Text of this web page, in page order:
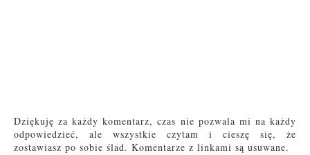
Dziękuję za każdy komentarz, czas nie pozwala mi na każdy
odpowiedzieć, ale wszystkie czytam i cieszę się, że
zostawiasz po sobie ślad. Komentarze z linkami są usuwane.